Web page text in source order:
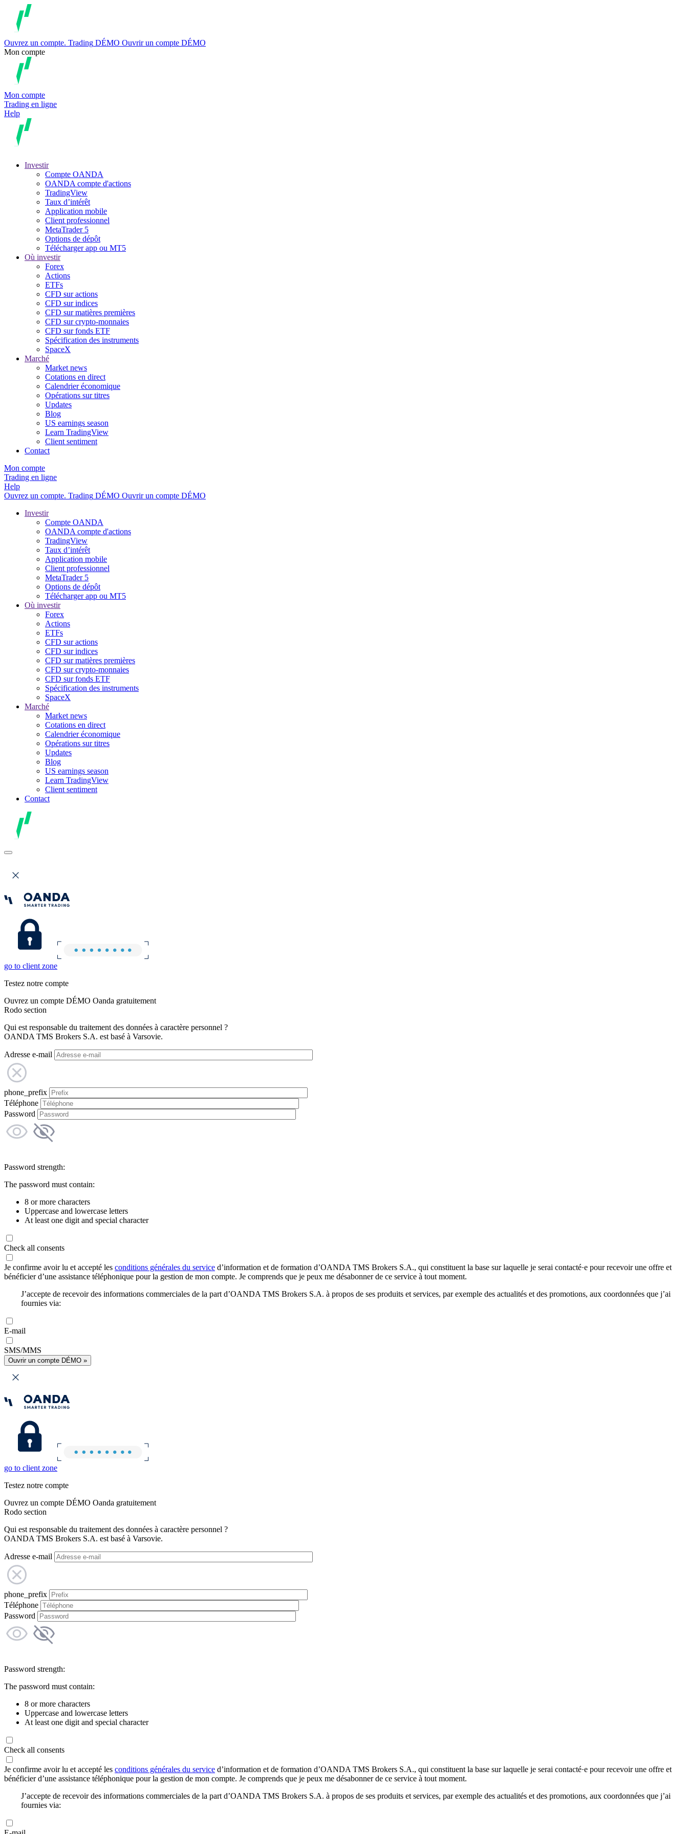
Ouvrez un compte. Trading DÉMO Ouvrir un compte DÉMO
Mon compte
Mon compte
Trading en ligne
Help
Investir
Compte OANDA
OANDA compte d'actions
TradingView
Taux d’intérêt
Application mobile
Client professionnel
MetaTrader 5
Options de dépôt
Télécharger app ou MT5
Où investir
Forex
Actions
ETFs
CFD sur actions
CFD sur indices
CFD sur matières premières
CFD sur crypto-monnaies
CFD sur fonds ETF
Spécification des instruments
SpaceX
Marché
Market news
Cotations en direct
Calendrier économique
Opérations sur titres
Updates
Blog
US earnings season
Learn TradingView
Client sentiment
Contact
Mon compte
Trading en ligne
Help
Ouvrez un compte. Trading DÉMO Ouvrir un compte DÉMO
Investir
Compte OANDA
OANDA compte d'actions
TradingView
Taux d’intérêt
Application mobile
Client professionnel
MetaTrader 5
Options de dépôt
Télécharger app ou MT5
Où investir
Forex
Actions
ETFs
CFD sur actions
CFD sur indices
CFD sur matières premières
CFD sur crypto-monnaies
CFD sur fonds ETF
Spécification des instruments
SpaceX
Marché
Market news
Cotations en direct
Calendrier économique
Opérations sur titres
Updates
Blog
US earnings season
Learn TradingView
Client sentiment
Contact
go to client zone
Testez notre compte
Ouvrez un compte DÉMO Oanda gratuitement
Rodo section
Qui est responsable du traitement des données à caractère personnel ?
OANDA TMS Brokers S.A. est basé à Varsovie.
Adresse e-mail
phone_prefix
Téléphone
Password
Password strength:
The password must contain:
8 or more characters
Uppercase and lowercase letters
At least one digit and special character
Check all consents
Je confirme avoir lu et accepté les conditions générales du service d’information et de formation d’OANDA TMS Brokers S.A., qui constituent la base sur laquelle je serai contacté·e pour recevoir une offre et
bénéficier d’une assistance téléphonique pour la gestion de mon compte. Je comprends que je peux me désabonner de ce service à tout moment.
J’accepte de recevoir des informations commerciales de la part d’OANDA TMS Brokers S.A. à propos de ses produits et services, par exemple des actualités et des promotions, aux coordonnées que j’ai
fournies via:
E-mail
SMS/MMS
Ouvrir un compte DÉMO »
go to client zone
Testez notre compte
Ouvrez un compte DÉMO Oanda gratuitement
Rodo section
Qui est responsable du traitement des données à caractère personnel ?
OANDA TMS Brokers S.A. est basé à Varsovie.
Adresse e-mail
phone_prefix
Téléphone
Password
Password strength:
The password must contain:
8 or more characters
Uppercase and lowercase letters
At least one digit and special character
Check all consents
Je confirme avoir lu et accepté les conditions générales du service d’information et de formation d’OANDA TMS Brokers S.A., qui constituent la base sur laquelle je serai contacté·e pour recevoir une offre et
bénéficier d’une assistance téléphonique pour la gestion de mon compte. Je comprends que je peux me désabonner de ce service à tout moment.
J’accepte de recevoir des informations commerciales de la part d’OANDA TMS Brokers S.A. à propos de ses produits et services, par exemple des actualités et des promotions, aux coordonnées que j’ai
fournies via: